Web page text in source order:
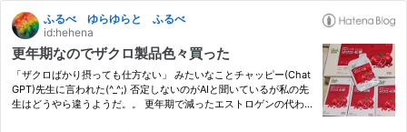
ふるべ ゆらゆらと ふるべ
id:hehena
更年期なのでザクロ製品色々買った
「ザクロばかり摂っても仕方ない」 みたいなことチャッピー(Chat
GPT)先生に言われた(^_^;) 否定しないのがAIと聞いているが私の先
生はどうやら違うようだ。。 更年期で減ったエストロゲンの代わ